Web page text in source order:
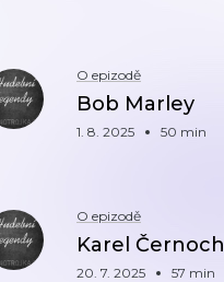
O epizodě
Bob Marley
1. 8. 2025 50 min
O epizodě
Karel Černoch
20. 7. 2025 57 min